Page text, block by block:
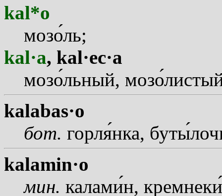
kal*o
мозоль;
kal·a, kal·ec·a
мозольный, мозо
kalabas·o
бот. горлянка, буты
kalamin·o
мин. каламин, кремнеки